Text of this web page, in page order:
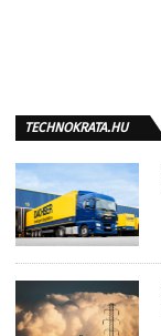
TECHNOKRATA.HU